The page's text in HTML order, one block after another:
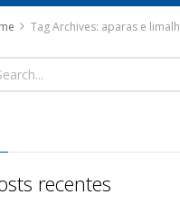
Tag Archives: aparas e limalhas de
recentes